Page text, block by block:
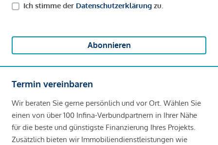
Ich stimme der Datenschutzerklärung zu.
Abonnieren
Termin vereinbaren
Wir beraten Sie gerne persönlich und vor Ort. Wählen Sie
einen von über 100 Infina-Verbundpartnern in Ihrer Nähe
für die beste und günstigste Finanzierung Ihres Projekts.
Zusätzlich bieten wir Immobiliendienstleistungen wie